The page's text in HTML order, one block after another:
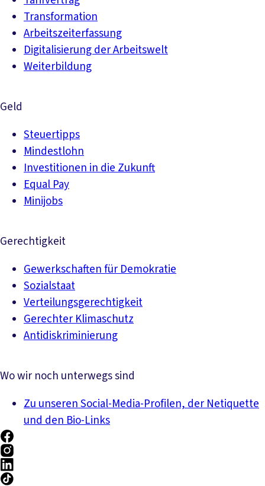
Transformation
Arbeitszeiterfassung
Digitalisierung der Arbeitswelt
Weiterbildung
Geld
Steuertipps
Mindestlohn
Investitionen in die Zukunft
Equal Pay
Minijobs
Gerechtigkeit
Gewerkschaften für Demokratie
Sozialstaat
Verteilungsgerechtigkeit
Gerechter Klimaschutz
Antidiskriminierung
Wo wir noch unterwegs sind
Zu unseren Social-Media-Profilen, der Netiquette
und den Bio-Links